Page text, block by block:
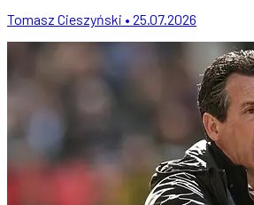
Tomasz Cieszyński • 25.07.2026